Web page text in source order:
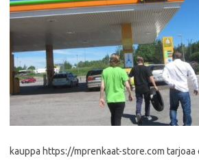
kauppa https://mprenkaat-store.com tarjoaa